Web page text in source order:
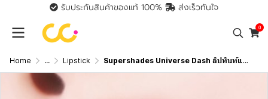
รับประกันสินค้าของแท้ 100% ส่งเร็วทันใจ
0
Home ... Lipstick Supershades Universe Dash ลิปทินท์แบบแท่ง